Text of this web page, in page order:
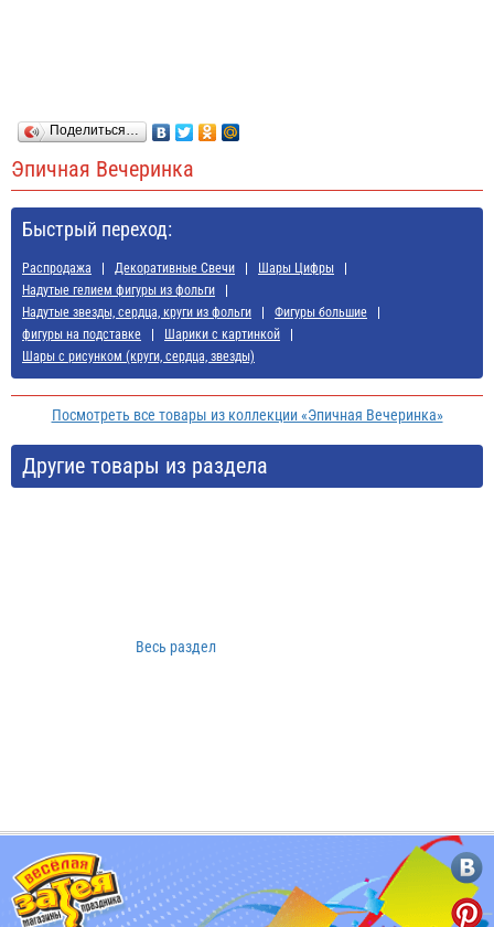
Поделиться…
Эпичная Вечеринка
Быстрый переход:
Распродажа Декоративные Свечи
Шары Цифры
Надутые гелием фигуры из фольги
Надутые звезды, сердца, круги из фольги
Фигуры большие
фигуры на подставке
Шарики с картинкой
Шары с рисунком (круги, сердца, звезды)
Посмотреть все товары из коллекции «Эпичная Вечеринка»
Другие товары из раздела
Весь раздел